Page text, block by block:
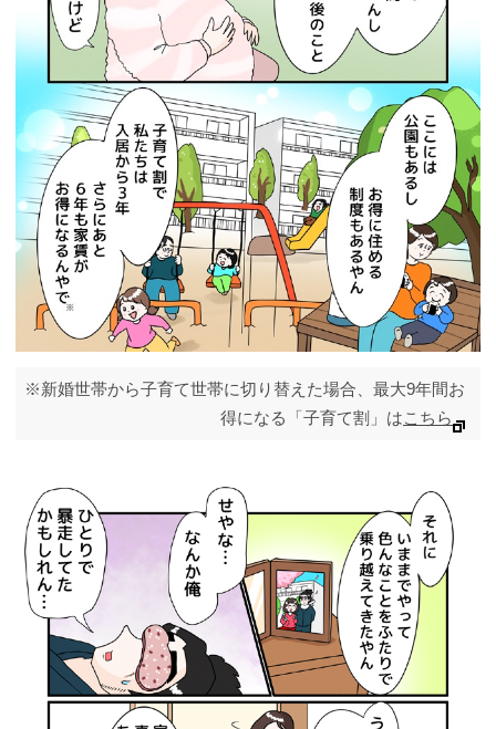
※新婚世帯から子育て世帯に切り替えた場合、最大9年間お
得になる「子育て割」はこちら